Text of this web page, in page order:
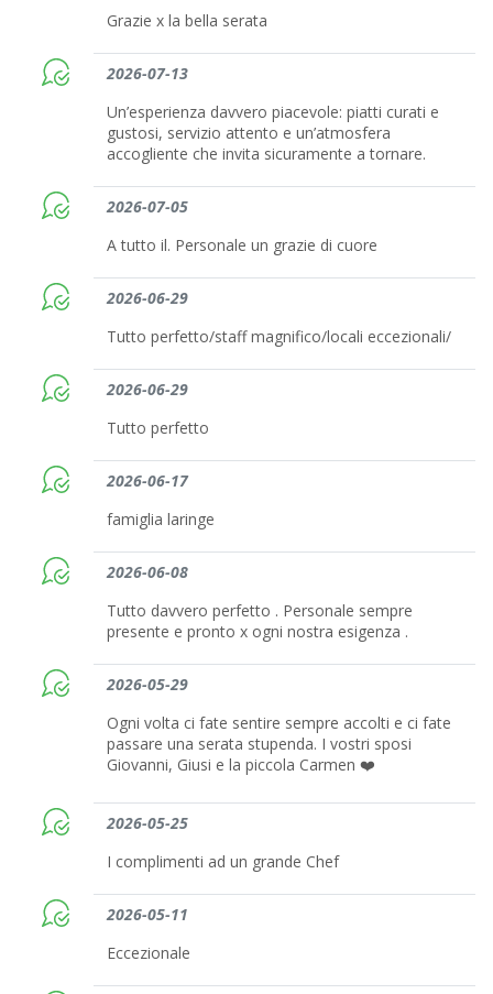
Grazie x la bella serata
2026-07-13
Un’esperienza davvero piacevole: piatti curati e
gustosi, servizio attento e un’atmosfera
accogliente che invita sicuramente a tornare.
2026-07-05
A tutto il. Personale un grazie di cuore
2026-06-29
Tutto perfetto/staff magnifico/locali eccezionali/
2026-06-29
Tutto perfetto
2026-06-17
famiglia laringe
2026-06-08
Tutto davvero perfetto . Personale sempre
presente e pronto x ogni nostra esigenza .
2026-05-29
Ogni volta ci fate sentire sempre accolti e ci fate
passare una serata stupenda. I vostri sposi
Giovanni, Giusi e la piccola Carmen ❤️
2026-05-25
I complimenti ad un grande Chef
2026-05-11
Eccezionale